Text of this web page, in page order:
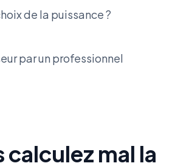
de la puissance ?
par un professionnel
calculez mal la